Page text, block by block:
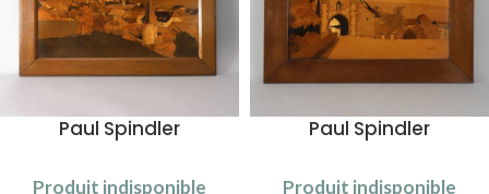
Paul Spindler
Produit indisponible
Paul Spindler
Produit indisponible